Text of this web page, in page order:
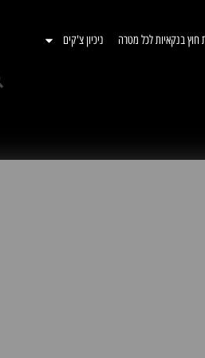
חוץ בנקאיות לכל מטרה ניכיון צ'קים